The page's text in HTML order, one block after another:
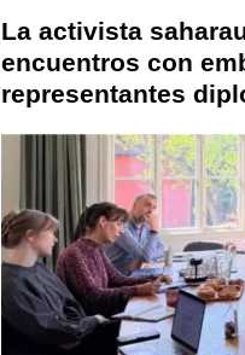
La activista
encuentros con
representantes